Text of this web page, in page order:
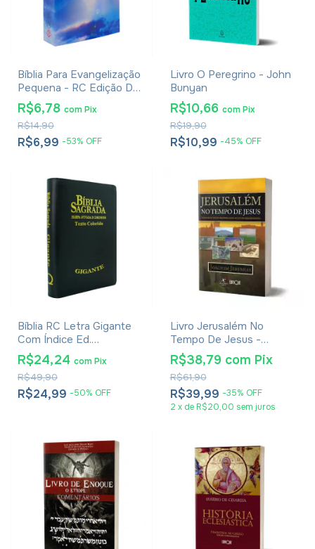
Bíblia Para Evangelização
Pequena - RC Edição De
Promessas
R$6,99 -53% OFF
R$14,90
R$6,78 comPix
Livro O Peregrino - John
Bunyan
R$10,99 -45% OFF
R$19,90
R$10,66 com Pix
Bíblia RC Letra Gigante
Com Índice Ed.
Promessas - Palavras de
Jesus Em Vermelho -
Harpa E Corinhos - Capa
Zíper Preta
R$24,99 -50% OFF
R$49,90
R$24,24 comPix
Livro Jerusalém No
Tempo De Jesus -
Joachim Jeremias -
Impressão 2024
R$39,99 -35% OFF
R$61,90
R$38,79 com Pix
2 x de R$20,00 sem juros